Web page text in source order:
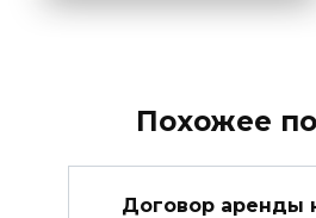
Похожее
Договор аренды